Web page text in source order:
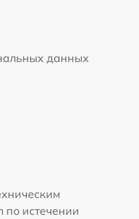
данных
по истечении